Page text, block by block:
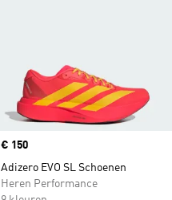
Price
€ 150
Adizero EVO SL Schoenen
Heren Performance